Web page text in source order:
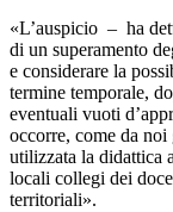
«L’auspicio – ha
di un superamento
e considerare la
termine temporale,
eventuali vuoti
occorre, come da
utilizzata la didattica
locali collegi dei
territoriali».